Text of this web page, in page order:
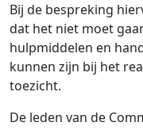
Bij de bespreking
dat het niet moet
hulpmiddelen en
kunnen zijn bij het
toezicht.
De leden van de